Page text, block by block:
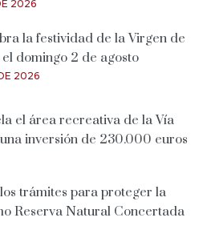
2026
la festividad de la Virgen de
domingo 2 de agosto
2026
el área recreativa de la Vía
inversión de 230.000 euros
trámites para proteger la
Reserva Natural Concertada